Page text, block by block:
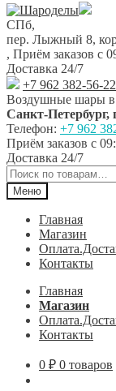
Перейти
к
навигации
Перейти
к
содержимому
СПб,
пер. Лыжный 8,
, Приём заказов с
Доставка 24/7
+7 962 382-56-22
Воздушные шары в
Санкт-Петербург,
Телефон: +7 962
Приём заказов с
Доставка 24/7
Искать:
Меню
Главная
Магазин
Контакты
Главная
Магазин
Контакты
0 ₽ 0 товаров